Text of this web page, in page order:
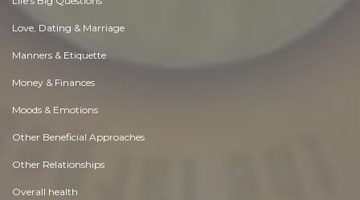
Love, Dating & Marriage
Manners & Etiquette
Money & Finances
Moods & Emotions
Other Beneficial Approaches
Other Relationships
Overall health